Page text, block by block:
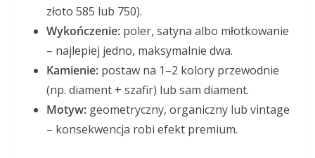
złoto 585 lub 750).
Wykończenie: poler, satyna albo młotkowanie
– najlepiej jedno, maksymalnie dwa.
Kamienie: postaw na 1–2 kolory przewodnie
(np. diament + szafir) lub sam diament.
Motyw: geometryczny, organiczny lub vintage
– konsekwencja robi efekt premium.